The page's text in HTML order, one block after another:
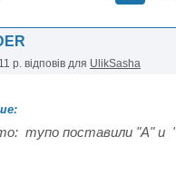
р. відповів для UlikSasha
тупо поставили "А" и